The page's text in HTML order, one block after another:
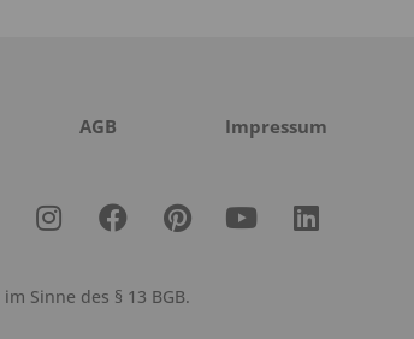
AGB Impressum
Sinne des § 13 BGB.